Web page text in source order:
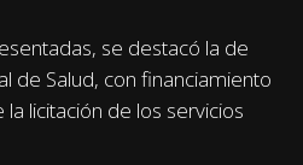
se destacó la de
de Salud, con financiamiento
licitación de los servicios